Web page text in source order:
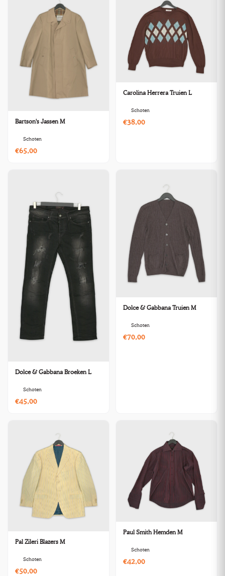
Bartson's Jassen M
Schoten
€65,00
Carolina Herrera Truien L
Schoten
€38,00
Dolce & Gabbana Broeken L
Schoten
€45,00
Dolce & Gabbana Truien M
Schoten
€70,00
Pal Zileri Blazers M
Schoten
€50,00
Paul Smith Hemden M
Schoten
€42,00